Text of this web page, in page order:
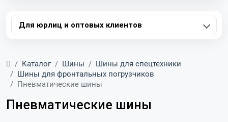
Для юрлиц и оптовых клиентов
Главная
Каталог Шины
Шины для спецтехники
Шины для фронтальных погрузчиков
Пневматические шины
Пневматические шины